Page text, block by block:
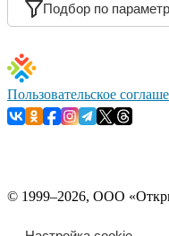
Подбор по
Пользовательское
© 1999–2026, ООО